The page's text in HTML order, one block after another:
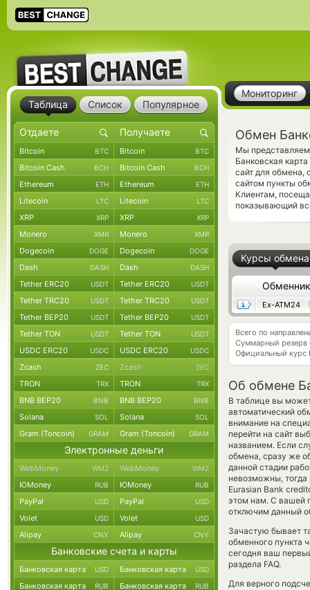
Мониторинг
Обмен
Мы представляем
Банковская
сайт для обмена,
сайтом пункты
Клиентам,
показывающий
Курсы обмена
Обменник
Ex-ATM24
Всего по
Суммарный резерв
Официальный курс
Об обмене
В таблице вы
автоматический
внимание на
перейти на сайт
названием. Если
обмена, сразу же
данной стадии
невозможны,
Eurasian Bank
этом нам. С вашей
отключим данный
Зачастую бывает
обменного пункта
сегодня ваш
раздела FAQ.
Для верного
Таблица Список Популярное
Bitcoin BTC Bitcoin BTC
Bitcoin Cash BCH Bitcoin Cash BCH
Ethereum ETH Ethereum ETH
Litecoin LTC Litecoin LTC
XRP XRP XRP XRP
Monero XMR Monero XMR
Dogecoin DOGE Dogecoin DOGE
Dash DASH Dash DASH
Tether ERC20 USDT Tether ERC20 USDT
Tether TRC20 USDT Tether TRC20 USDT
Tether BEP20 USDT Tether BEP20 USDT
Tether TON USDT Tether TON USDT
USDC ERC20 USDC USDC ERC20 USDC
Zcash ZEC Zcash ZEC
TRON TRX TRON TRX
BNB BEP20 BNB BNB BEP20 BNB
Solana SOL Solana SOL
Gram (Toncoin) GRAM Gram (Toncoin) GRAM
Электронные деньги
WebMoney WMZ WebMoney WMZ
ЮMoney RUB ЮMoney RUB
PayPal USD PayPal USD
Volet USD Volet USD
Alipay CNY Alipay CNY
Банковские счета и карты
Банковская карта USD Банковская карта USD
Банковская карта RUB Банковская карта RUB